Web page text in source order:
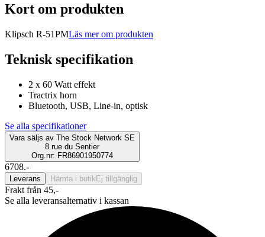
Kort om produkten
Klipsch R-51PMLäs mer om produkten
Teknisk specifikation
2 x 60 Watt effekt
Tractrix horn
Bluetooth, USB, Line-in, optisk
Se alla specifikationer
Vara säljs av The Stock Network SE
8 rue du Sentier
Org.nr: FR86901950774
6708.-
Leverans Hämta i butik Ej tillgänglig
Frakt från 45,-
Se alla leveransalternativ i kassan